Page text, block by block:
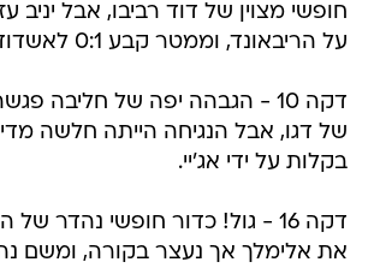
חופשי מצוין של דוד רביבו, אבל יניב
על הריבאונד, וממטר קבע 0:1 לאשדוד.
דקה 10 - הגבהה יפה של חליבה
של דגו, אבל הנגיחה הייתה חלשה
בקלות על ידי אג'יי.
דקה 16 - גול! כדור חופשי נהדר
את אלימלך אך נעצר בקורה, ומשם